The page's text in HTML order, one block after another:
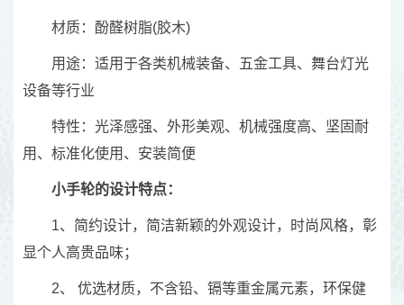
材质：酚醛树脂(胶木)
用途：适用于各类机械装备、五金工具、舞台灯光
设备等行业
特性：光泽感强、外形美观、机械强度高、坚固耐
用、标准化使用、安装简便
小手轮的设计特点：
1、简约设计，简洁新颖的外观设计，时尚风格，彰
显个人高贵品味；
2、 优选材质，不含铅、镉等重金属元素，环保健